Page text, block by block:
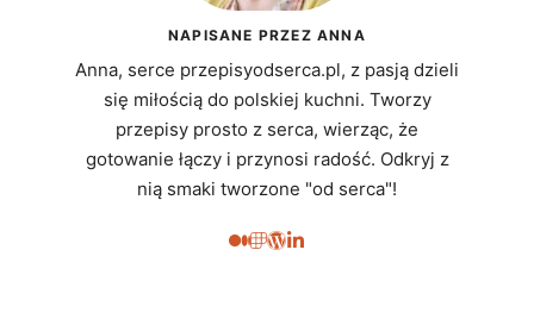
NAPISANE PRZEZ ANNA
Anna, serce przepisyodserca.pl, z pasją dzieli
się miłością do polskiej kuchni. Tworzy
przepisy prosto z serca, wierząc, że
gotowanie łączy i przynosi radość. Odkryj z
nią smaki tworzone "od serca"!